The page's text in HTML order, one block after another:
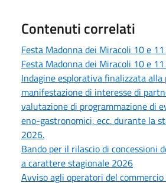
Contenuti correlati
Festa Madonna dei Miracoli 10 e
Festa Madonna dei Miracoli 10 e
Indagine esplorativa finalizzata alla
manifestazione di interesse di
valutazione di programmazione di
eno-gastronomici, ecc. durante la
2026.
Bando per il rilascio di concessioni
a carattere stagionale 2026
Avviso agli operatori del